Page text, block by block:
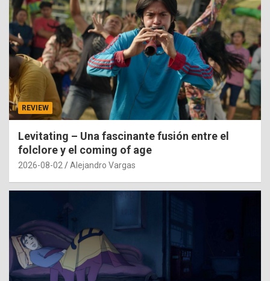
REVIEW
Levitating – Una fascinante fusión entre el
folclore y el coming of age
2026-08-02 Alejandro Vargas